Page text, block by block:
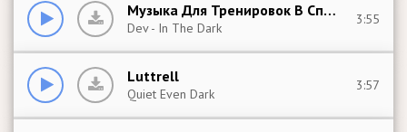
Музыка Для Тренировок В Спортзале
Dev - In The Dark
3:55
Luttrell
Quiet Even Dark
3:57